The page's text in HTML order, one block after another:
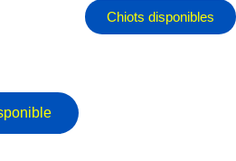
Chiots disponibles